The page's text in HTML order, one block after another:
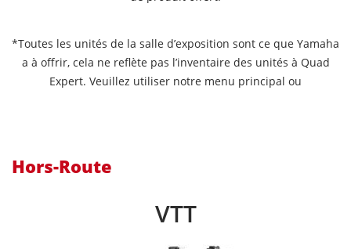
*Toutes les unités de la salle d’exposition sont ce que Yamaha
a à offrir, cela ne reflète pas l’inventaire des unités à Quad
Expert. Veuillez utiliser notre menu principal ou
Hors-Route
VTT